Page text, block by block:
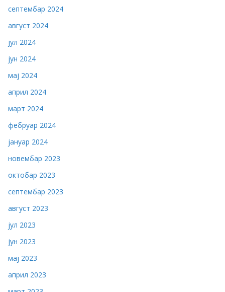
септембар 2024
август 2024
јул 2024
јун 2024
мај 2024
април 2024
март 2024
фебруар 2024
јануар 2024
новембар 2023
октобар 2023
септембар 2023
август 2023
јул 2023
јун 2023
мај 2023
април 2023